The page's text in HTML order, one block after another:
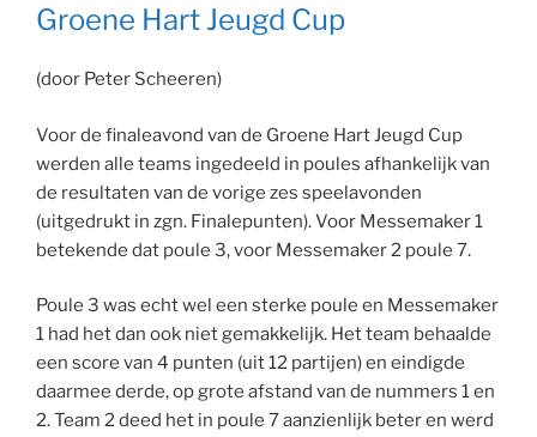
Groene Hart Jeugd Cup
(door Peter Scheeren)
Voor de finaleavond van de Groene Hart Jeugd Cup
werden alle teams ingedeeld in poules afhankelijk van
de resultaten van de vorige zes speelavonden
(uitgedrukt in zgn. Finalepunten). Voor Messemaker 1
betekende dat poule 3, voor Messemaker 2 poule 7.
Poule 3 was echt wel een sterke poule en Messemaker
1 had het dan ook niet gemakkelijk. Het team behaalde
een score van 4 punten (uit 12 partijen) en eindigde
daarmee derde, op grote afstand van de nummers 1 en
2. Team 2 deed het in poule 7 aanzienlijk beter en werd